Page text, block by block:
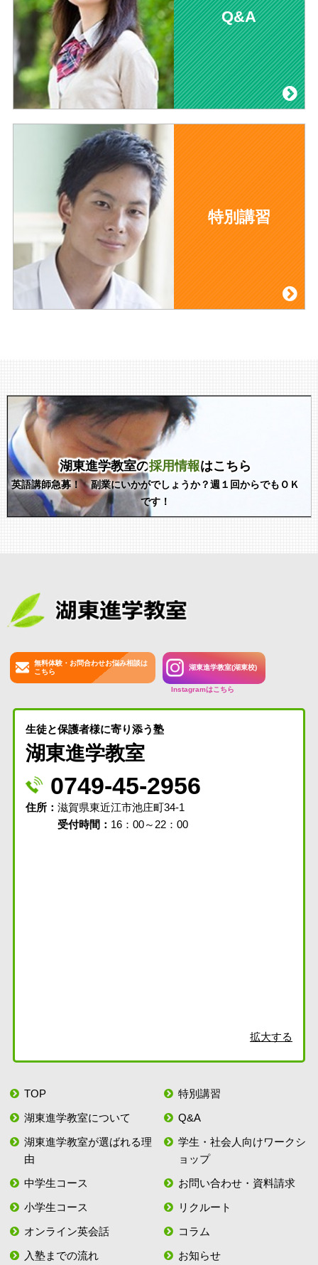
Q&A
特別講習
湖東進学教室の採用情報はこちら
英語講師急募！ 副業にいかがでしょうか？週１回からでもＯＫ
です！
無料体験・お問合わせお悩み相談は
こちら
湖東進学教室(湖東校)
Instagramはこちら
生徒と保護者様に寄り添う塾
湖東進学教室
0749-45-2956
住所
滋賀県東近江市池庄町34-1
受付時間： 16：00～22：00
拡大する
TOP
湖東進学教室について
湖東進学教室が選ばれる理
由
中学生コース
小学生コース
オンライン英会話
入塾までの流れ
特別講習
Q&A
学生・社会人向けワークシ
ョップ
お問い合わせ・資料請求
リクルート
コラム
お知らせ